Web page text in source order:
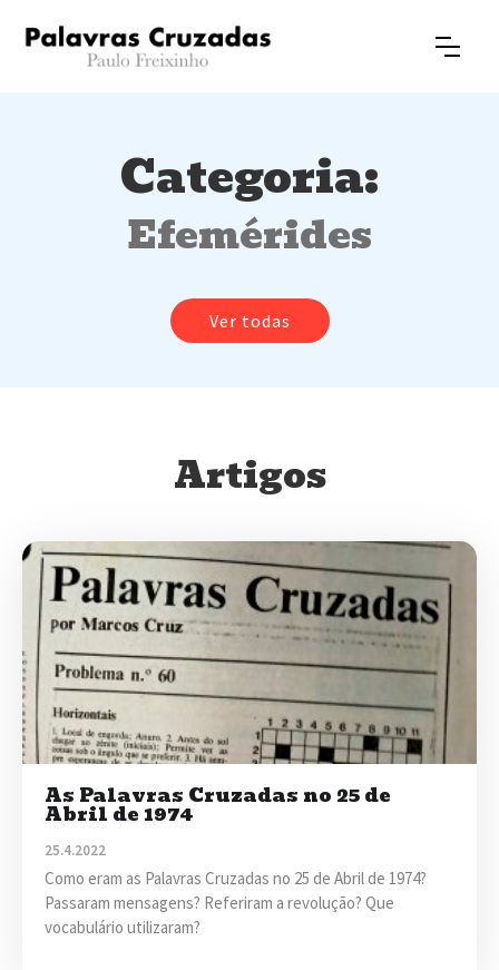
Categoria:
Efemérides
Ver todas
Artigos
As Palavras Cruzadas no 25 de
Abril de 1974
25.4.2022
Como eram as Palavras Cruzadas no 25 de Abril de 1974?
Passaram mensagens? Referiram a revolução? Que
vocabulário utilizaram?